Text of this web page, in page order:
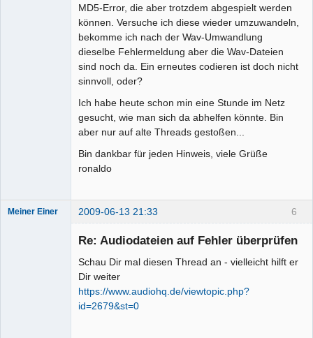
MD5-Error, die aber trotzdem abgespielt werden
können. Versuche ich diese wieder umzuwandeln,
bekomme ich nach der Wav-Umwandlung
dieselbe Fehlermeldung aber die Wav-Dateien
sind noch da. Ein erneutes codieren ist doch nicht
sinnvoll, oder?
Ich habe heute schon min eine Stunde im Netz
gesucht, wie man sich da abhelfen könnte. Bin
aber nur auf alte Threads gestoßen...
Bin dankbar für jeden Hinweis, viele Grüße
ronaldo
6
Meiner Einer 2009-06-13 21:33
Re: Audiodateien auf Fehler überprüfen
Schau Dir mal diesen Thread an - vielleicht hilft er
Dir weiter
https://www.audiohq.de/viewtopic.php?
id=2679&st=0